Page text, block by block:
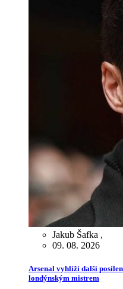
Jakub Šafka ,
09. 08. 2026
Arsenal vyhlíží další
londýnským mistrem